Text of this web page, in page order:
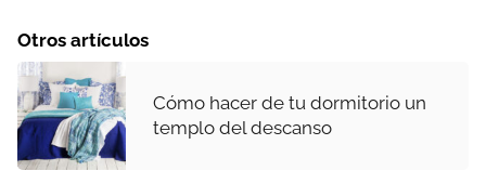
Otros artículos
Cómo hacer de tu dormitorio un
templo del descanso